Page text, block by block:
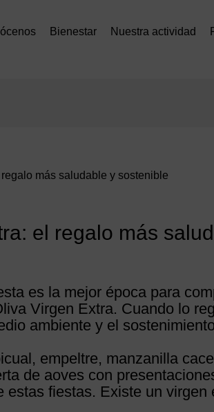
Bienestar Nuestra actividad
más saludable y sostenible
el regalo más
es la mejor época para
Virgen Extra. Cuando lo
ambiente y el
empeltre, manzanilla
de aoves con
estas fiestas. Existe un virgen